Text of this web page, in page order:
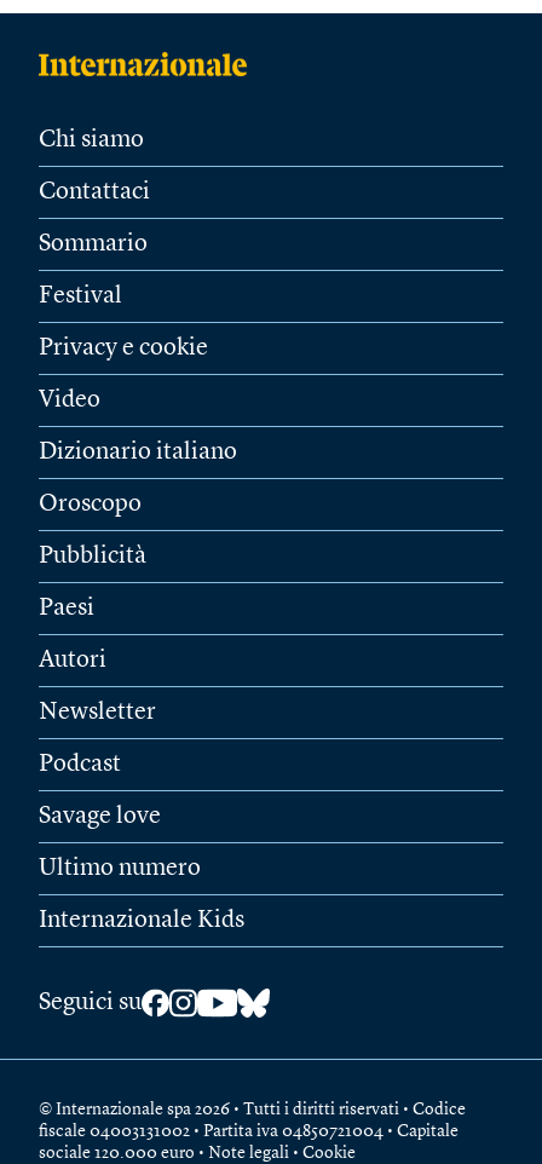
Chi siamo
Contattaci
Sommario
Festival
Privacy e cookie
Video
Dizionario italiano
Oroscopo
Pubblicità
Paesi
Autori
Newsletter
Podcast
Savage love
Ultimo numero
Internazionale Kids
Seguici su
© Internazionale spa 2026 • Tutti i diritti riservati • Codice
fiscale 04003131002 • Partita iva 04850721004 • Capitale
sociale 120.000 euro • Note legali • Cookie